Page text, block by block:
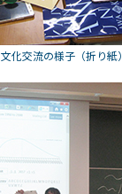
文化交流の様子（折り紙）